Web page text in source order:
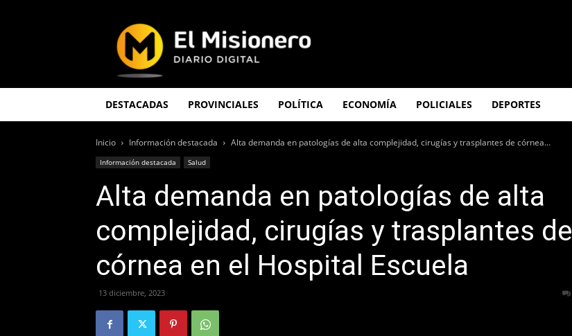
Misionero
DESTACADAS PROVINCIALES POLÍTICA ECONOMÍA POLICIALES DEPORTES
Inicio Información destacada Alta demanda en patologías de alta complejidad, cirugías y trasplantes de córnea...
Información destacada Salud
Alta demanda en patologías de alta
complejidad, cirugías y trasplantes de
córnea en el Hospital Escuela
13 diciembre, 2023